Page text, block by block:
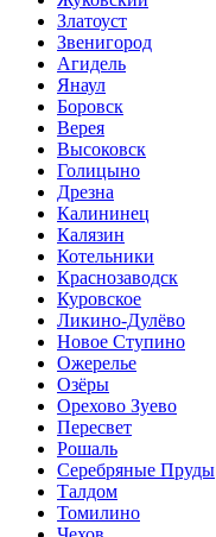
Златоуст
Звенигород
Агидель
Янаул
Боровск
Верея
Высоковск
Голицыно
Дрезна
Калининец
Калязин
Котельники
Краснозаводск
Куровское
Ликино-Дулёво
Новое Ступино
Ожерелье
Озёры
Орехово Зуево
Пересвет
Рошаль
Серебряные Пруды
Талдом
Томилино